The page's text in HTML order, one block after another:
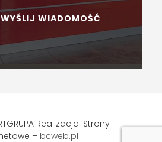
Realizacja: Strony
– bcweb.pl